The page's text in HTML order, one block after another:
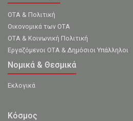
ΟΤΑ & Πολιτική
Οικονομικά των ΟΤΑ
ΟΤΑ & Κοινωνική Πολιτική
Εργαζόμενοι ΟΤΑ & Δημόσιοι Υπάλληλοι
Νομικά & Θεσμικά
Εκλογικά
Κόσμος